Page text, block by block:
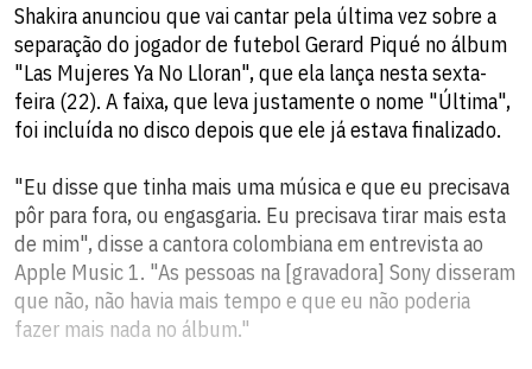
Shakira anunciou que vai cantar pela última vez sobre a
separação do jogador de futebol Gerard Piqué no álbum
"Las Mujeres Ya No Lloran", que ela lança nesta sexta-
feira (22). A faixa, que leva justamente o nome "Última",
foi incluída no disco depois que ele já estava finalizado.
"Eu disse que tinha mais uma música e que eu precisava
pôr para fora, ou engasgaria. Eu precisava tirar mais esta
de mim", disse a cantora colombiana em entrevista ao
Apple Music 1. "As pessoas na [gravadora] Sony disseram
que não, não havia mais tempo e que eu não poderia
fazer mais nada no álbum."